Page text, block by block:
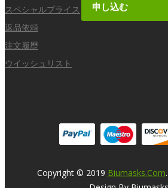
スペシャルプライス
返品依頼
注文履歴
ウイッシュリスト
申し込む
Copyright © 2019 Biumasks.com